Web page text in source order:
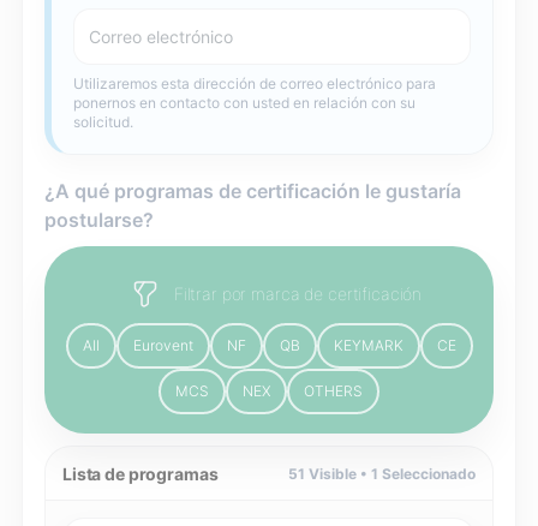
Utilizaremos esta dirección de correo electrónico para
ponernos en contacto con usted en relación con su
solicitud.
¿A qué programas de certificación le gustaría
postularse?
Filtrar por marca de certificación
All Eurovent NF QB KEYMARK CE
MCS NEX OTHERS
Lista de programas 51 Visible •1 Seleccionado